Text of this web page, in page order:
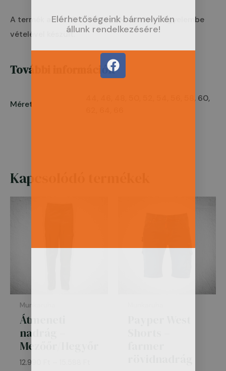
A termék a 70/2012 (XII.14) BM rendelet figyelembe
vételével készült.
További információk
Méret
44, 46, 48, 50, 52, 54, 56, 58, 60,
Kapcsolódó termékek
Munkaruha
Átmeneti
nadrág –
Mezőőr/Hegyőr
12.990
Elérhetőségeink bármelyikén
állunk rendelkezésére!
F
a
c